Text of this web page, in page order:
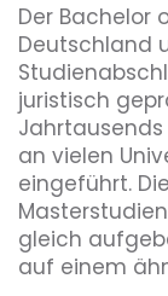
Der Bachelor
Deutschland
juristisch
an vielen
eingeführt.
gleich
auf einem